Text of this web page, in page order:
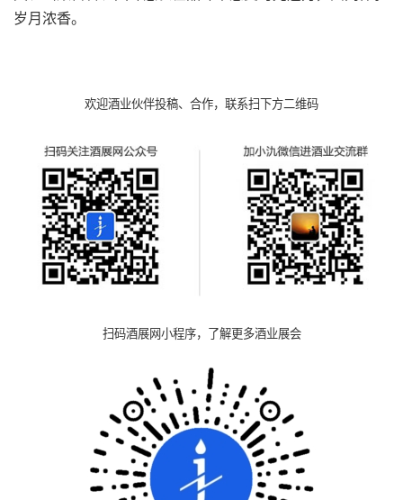
岁月浓香。
欢迎酒业伙伴投稿、合作，联系扫下方二维码
扫码酒展网小程序，了解更多酒业展会